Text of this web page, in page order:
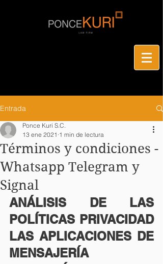
Entrada
Términos y condiciones -
Whatsapp Telegram y
Signal
Ponce Kuri S.C.
13 ene 2021 1 min de lectura
ANÁLISIS DE LAS
POLÍTICAS PRIVACIDAD
LAS APLICACIONES DE
MENSAJERÍA